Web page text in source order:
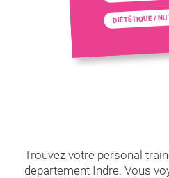
DIÉTÉTIQUE /
Trouvez votre personal
departement Indre. Vous